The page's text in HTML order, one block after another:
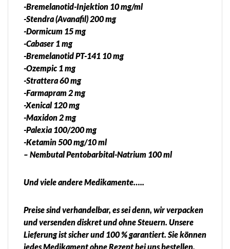
-Bremelanotid-Injektion 10 mg/ml
-Stendra (Avanafil) 200 mg
-Dormicum 15 mg
-Cabaser 1 mg
-Bremelanotid PT-141 10 mg
-Ozempic 1 mg
-Strattera 60 mg
-Farmapram 2 mg
-Xenical 120 mg
-Maxidon 2 mg
-Palexia 100/200 mg
-Ketamin 500 mg/10 ml
– Nembutal Pentobarbital-Natrium 100 ml
Und viele andere Medikamente…..
Preise sind verhandelbar, es sei denn, wir verpacken
und versenden diskret und ohne Steuern. Unsere
Lieferung ist sicher und 100 % garantiert. Sie können
jedes Medikament ohne Rezept bei uns bestellen.